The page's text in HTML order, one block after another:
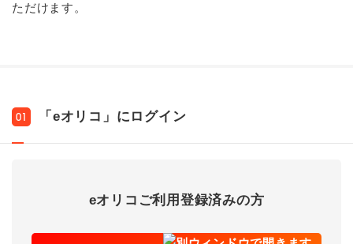
ただけます。
01 「eオリコ」にログイン
eオリコご利用登録済みの方